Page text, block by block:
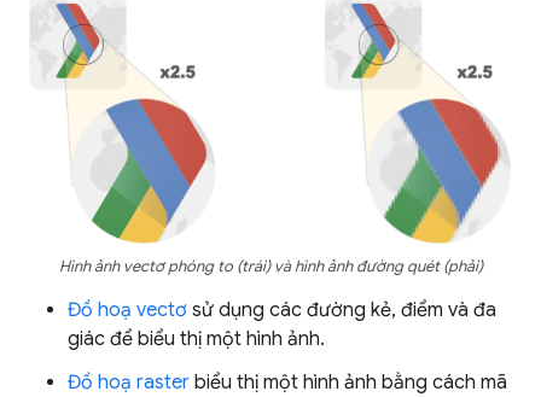
Hình ảnh vectơ phóng to (trái) và hình ảnh đường quét (phải)
Đồ hoạ vectơ sử dụng các đường kẻ, điểm và đa
giác để biểu thị một hình ảnh.
Đồ hoạ raster biểu thị một hình ảnh bằng cách mã